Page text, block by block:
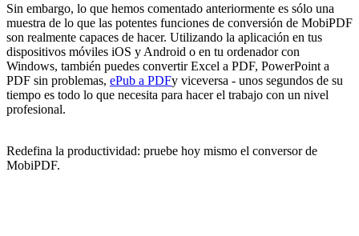
Sin embargo, lo que hemos comentado anteriormente es sólo una
muestra de lo que las potentes funciones de conversión de MobiPDF
son realmente capaces de hacer. Utilizando la aplicación en tus
dispositivos móviles iOS y Android o en tu ordenador con
Windows, también puedes convertir Excel a PDF, PowerPoint a
PDF sin problemas, ePub a PDFy viceversa - unos segundos de su
tiempo es todo lo que necesita para hacer el trabajo con un nivel
profesional.
Redefina la productividad: pruebe hoy mismo el conversor de
MobiPDF.